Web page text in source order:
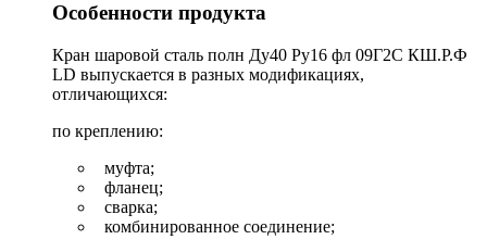
Особенности продукта
Кран шаровой сталь полн Ду40 Ру16 фл 09Г2С КШ.Р.Ф
LD выпускается в разных модификациях,
отличающихся:
по креплению:
муфта;
фланец;
сварка;
комбинированное соединение;